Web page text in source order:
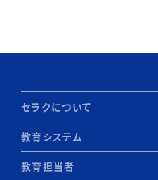
セラクについて
教育システム
教育担当者